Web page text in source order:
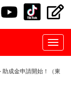
助成金申請開始！（東